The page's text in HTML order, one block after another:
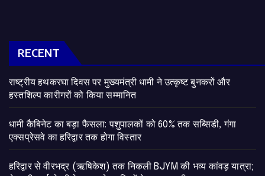
RECENT
राष्ट्रीय हथकरघा दिवस पर मुख्यमंत्री धामी ने उत्कृष्ट बुनकरों और
हस्तशिल्प कारीगरों को किया सम्मानित
​धामी कैबिनेट का बड़ा फैसला: पशुपालकों को 60% तक सब्सिडी, गंगा
एक्सप्रेसवे का हरिद्वार तक होगा विस्तार
​हरिद्वार से वीरभद्र (ऋषिकेश) तक निकली BJYM की भव्य कांवड़ यात्रा;